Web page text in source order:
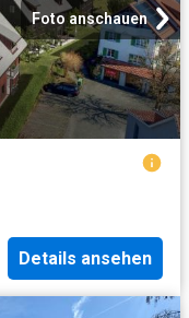
Foto anschauen
Details ansehen